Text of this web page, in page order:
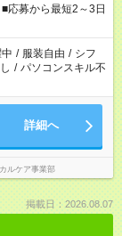
、もう1つのお仕事の
募できません。
応募から最短2～3日
/ 服装自由 / シフ
/ パソコンスキル不
詳細へ
ルケア事業部
掲載日：2026.08.07